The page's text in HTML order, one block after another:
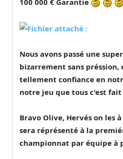
100 000 € Garantie
Nous avons passé une
bizarrement sans préssion,
tellement confiance en
notre jeu que tous c'est
Bravo Olive, Hervés on les
sera réprésenté à la
championnat par équipe à